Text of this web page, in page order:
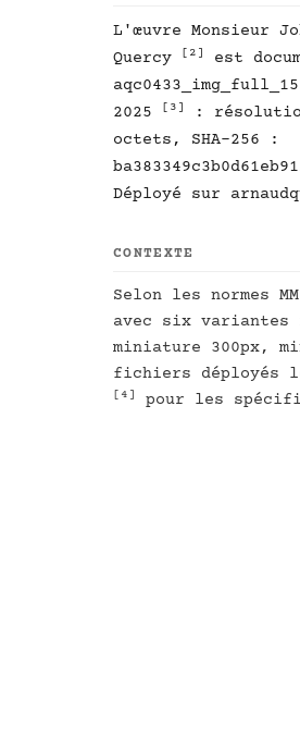
L'œuvre Monsieur
Quercy
[2]
est
2025
[3]
:
octets, SHA-256 :
Déployé sur
CONTEXTE
Selon les normes
avec six variantes
miniature 300px,
fichiers déployés
[4] pour les